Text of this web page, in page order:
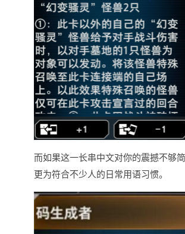
而如果这一长串中文对你的震撼不够
更为符合不少人的日常用语习惯。